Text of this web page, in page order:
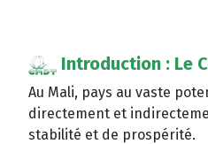
Introduction : Le
Au Mali, pays au vaste
directement et
stabilité et de prospérité.